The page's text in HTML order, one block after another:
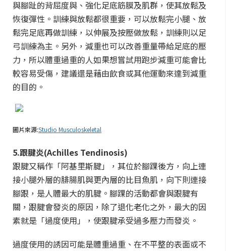
與腳趾的背屈度與、強化足底筋膜及肌群，使其放鬆及
恢復彈性。訓練與放鬆都很重要，可以放鬆完小腿、放
鬆完足底再做訓練，以伸展及按壓做放鬆，訓練則以足
弓訓練為主。另外，減重也可以改善重量帶給足底的壓
力，所以體重過重的人如果想嘗試用跑步減重可能會比
較容易受傷，建議還是藉由飲食或其他運動來達到減重
的目的。
圖片來源:Studio Musculoskeletal
5.跟腱炎(Achilles Tendinosis)
跟腱又稱作「阿基里斯腱」，其位於腳踝後方，向上連
接小腿外層的腓腸肌與更內層的比目魚肌，向下則連接
腳跟，是人體最大的肌腱。腳踝的活動都會與跟腱有
關，跟腱會發炎的原因，除了退化老化之外，最大的因
素就是「過度使用」，使跟腱承受過多壓力而發炎。
過度使用的誘因可能是體重過重、在不平整的表面或不